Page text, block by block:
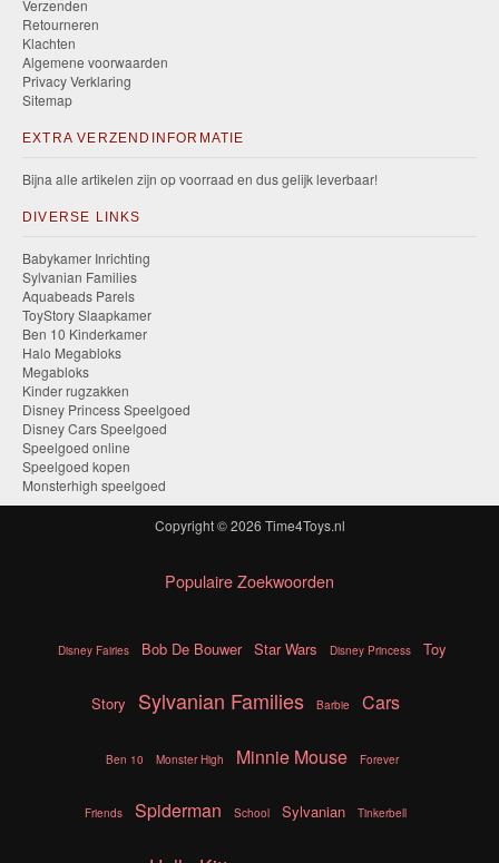
Verzenden
Retourneren
Klachten
Algemene voorwaarden
Privacy Verklaring
Sitemap
EXTRA VERZENDINFORMATIE
Bijna alle artikelen zijn op voorraad en dus gelijk leverbaar!
DIVERSE LINKS
Babykamer Inrichting
Sylvanian Families
Aquabeads Parels
ToyStory Slaapkamer
Ben 10 Kinderkamer
Halo Megabloks
Megabloks
Kinder rugzakken
Disney Princess Speelgoed
Disney Cars Speelgoed
Speelgoed online
Speelgoed kopen
Monsterhigh speelgoed
Copyright © 2026 Time4Toys.nl
Populaire Zoekwoorden
Disney Fairies Bob De Bouwer Star Wars Disney Princess Toy
Story Sylvanian Families Barbie Cars
Ben 10 Monster High Minnie Mouse Forever
Friends Spiderman School Sylvanian Tinkerbell